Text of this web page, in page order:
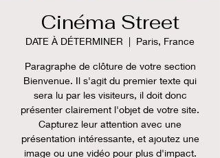
Cinéma Street
DATE À DÉTERMINER
  |
Paris, France
Paragraphe de clôture de votre section
Bienvenue. Il s'agit du premier texte qui
sera lu par les visiteurs, il doit donc
présenter clairement l'objet de votre site.
Capturez leur attention avec une
présentation intéressante, et ajoutez une
image ou une vidéo pour plus d'impact.